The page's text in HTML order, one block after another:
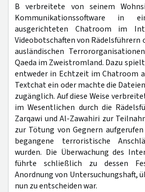
B verbreitete von seinem
Kommunikationssoftware in
ausgerichteten Chatroom im
Videobotschaften von Rädelsführern
ausländischen
Qaeda im Zweistromland. Dazu
entweder in Echtzeit im Chatroom
Textchat ein oder machte die
zugänglich. Auf diese Weise
im Wesentlichen durch die
Zarqawi und Al-Zawahiri zur
zur Tötung von Gegnern
begangene terroristische
wurden. Die Überwachung des
führte schließlich zu dessen
Anordnung von Untersuchungshaft,
nun zu entscheiden war.